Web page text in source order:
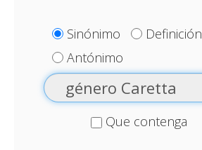
Sinónimo
Definición
Antónimo
Que contenga